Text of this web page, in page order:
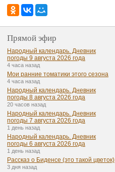
Прямой эфир
Народный календарь. Дневник
погоды 9 августа 2026 года
4 часа назад
Мои ранние томатики этого сезона
4 часа назад
Народный календарь. Дневник
погоды 8 августа 2026 года
20 часов назад
Народный календарь. Дневник
погоды 7 августа 2026 года
1 день назад
Народный календарь. Дневник
погоды 6 августа 2026 года
1 день назад
Рассказ о Биденсе (это такой цветок)
3 дня назад